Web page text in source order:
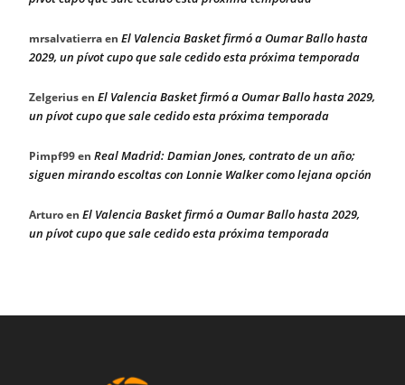
mrsalvatierraen El Valencia Basket firmó a Oumar Ballo hasta
2029, un pívot cupo que sale cedido esta próxima temporada
Zelgeriusen El Valencia Basket firmó a Oumar Ballo hasta 2029,
un pívot cupo que sale cedido esta próxima temporada
Pimpf99en Real Madrid: Damian Jones, contrato de un año;
siguen mirando escoltas con Lonnie Walker como lejana opción
Arturoen El Valencia Basket firmó a Oumar Ballo hasta 2029,
un pívot cupo que sale cedido esta próxima temporada